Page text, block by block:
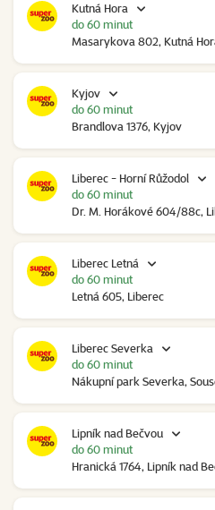
Kutná Hora
Masarykova 802, Kutná
do 60 minut
Kyjov
Brandlova 1376, Kyjov
do 60 minut
Liberec - Horní Růžodol
Dr. M. Horákové 604/88c,
do 60 minut
Liberec Letná
Letná 605, Liberec
do 60 minut
Liberec Severka
Nákupní park Severka,
do 60 minut
Lipník nad Bečvou
Hranická 1764, Lipník nad
do 60 minut